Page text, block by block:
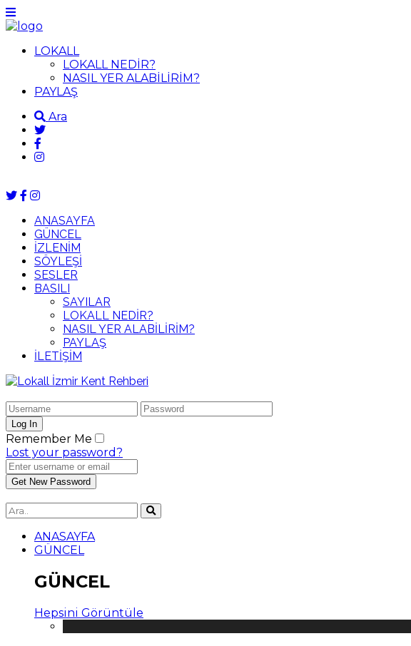
LOKALL
LOKALL NEDİR?
NASIL YER ALABİLİRİM?
PAYLAŞ
Ara
ANASAYFA
GÜNCEL
İZLENİM
SÖYLEŞİ
SESLER
BASILI
SAYILAR
LOKALL NEDİR?
NASIL YER ALABİLİRİM?
PAYLAŞ
İLETİŞİM
Remember Me
Lost your password?
ANASAYFA
GÜNCEL
GÜNCEL
Hepsini Görüntüle